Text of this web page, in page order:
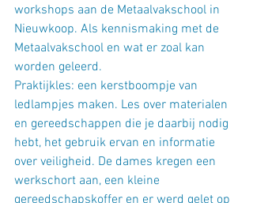
workshops aan de Metaalvakschool in
Nieuwkoop. Als kennismaking met de
Metaalvakschool en wat er zoal kan
worden geleerd.
Praktijkles: een kerstboompje van
ledlampjes maken. Les over materialen
en gereedschappen die je daarbij nodig
hebt, het gebruik ervan en informatie
over veiligheid. De dames kregen een
werkschort aan, een kleine
gereedschapskoffer en er werd gelet op